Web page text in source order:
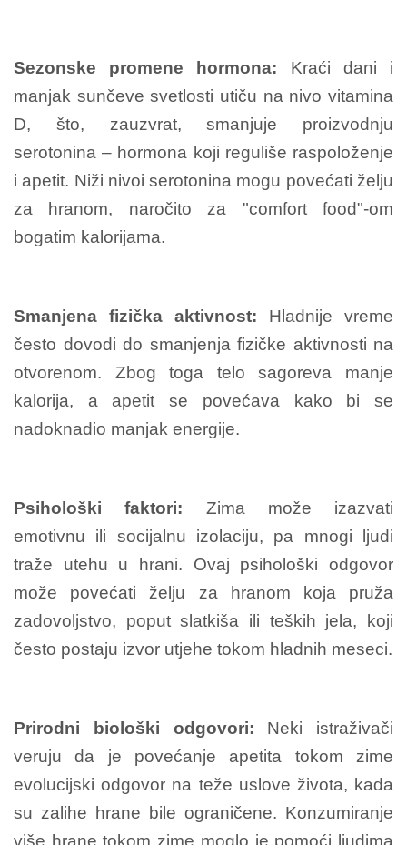
Sezonske promene hormona: Kraći dani i
manjak sunčeve svetlosti utiču na nivo vitamina
D, što, zauzvrat, smanjuje proizvodnju
serotonina – hormona koji reguliše raspoloženje
i apetit. Niži nivoi serotonina mogu povećati želju
za hranom, naročito za "comfort food"-om
bogatim kalorijama.
Smanjena fizička aktivnost: Hladnije vreme
često dovodi do smanjenja fizičke aktivnosti na
otvorenom. Zbog toga telo sagoreva manje
kalorija, a apetit se povećava kako bi se
nadoknadio manjak energije.
Psihološki faktori: Zima može izazvati
emotivnu ili socijalnu izolaciju, pa mnogi ljudi
traže utehu u hrani. Ovaj psihološki odgovor
može povećati želju za hranom koja pruža
zadovoljstvo, poput slatkiša ili teških jela, koji
često postaju izvor utjehe tokom hladnih meseci.
Prirodni biološki odgovori: Neki istraživači
veruju da je povećanje apetita tokom zime
evolucijski odgovor na teže uslove života, kada
su zalihe hrane bile ograničene. Konzumiranje